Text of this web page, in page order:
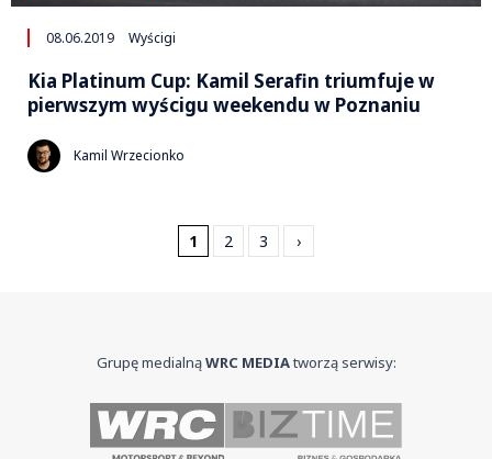
08.06.2019 Wyścigi
Kia Platinum Cup: Kamil Serafin triumfuje w
pierwszym wyścigu weekendu w Poznaniu
Kamil Wrzecionko
1 2 3 ›
Grupę medialnąWRC MEDIAtworzą serwisy: